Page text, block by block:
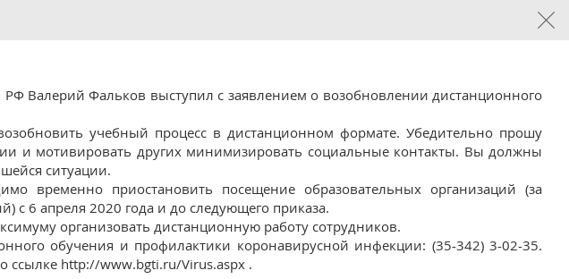
Валерий Фальков выступил с заявлением о возобновлении дистанционного
учебный процесс в дистанционном формате. Убедительно прошу
и мотивировать других минимизировать социальные контакты. Вы должны
ситуации.
временно приостановить посещение образовательных организаций (за
6 апреля 2020 года и до следующего приказа.
организовать дистанционную работу сотрудников.
обучения и профилактики коронавирусной инфекции: (35-342) 3-02-35.
http://www.bgti.ru/Virus.aspx .